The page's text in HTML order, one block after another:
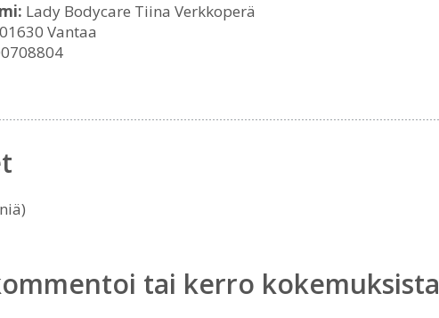
Lady Bodycare Tiina Verkkoperä
Vantaa
tai kerro kokemuksista